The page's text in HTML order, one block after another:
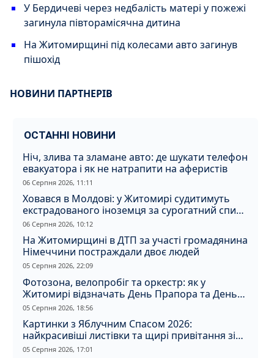
У Бердичеві через недбалість матері у пожежі
загинула півторамісячна дитина
На Житомирщині під колесами авто загинув
пішохід
НОВИНИ ПАРТНЕРІВ
ОСТАННІ НОВИНИ
Ніч, злива та зламане авто: де шукати телефон
евакуатора і як не натрапити на аферистів
06 Серпня 2026, 11:11
Ховався в Молдові: у Житомирі судитимуть
екстрадованого іноземця за сурогатний спирт
і відмивання грошей
06 Серпня 2026, 10:12
На Житомирщині в ДТП за участі громадянина
Німеччини постраждали двоє людей
05 Серпня 2026, 22:09
Фотозона, велопробіг та оркестр: як у
Житомирі відзначать День Прапора та День
Незалежності
05 Серпня 2026, 18:56
Картинки з Яблучним Спасом 2026:
найкрасивіші листівки та щирі привітання зі
святом
05 Серпня 2026, 17:01